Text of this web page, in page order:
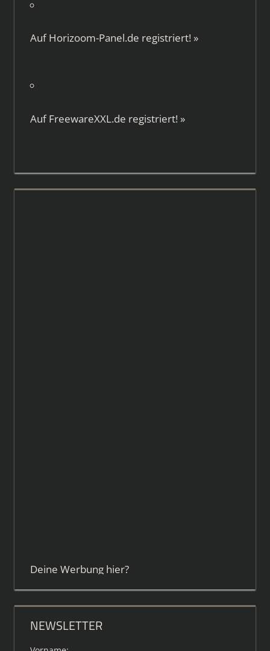
AufHorizoom-Panel.de registriert! »
AufFreewareXXL.de registriert! »
Deine Werbung hier?
NEWSLETTER